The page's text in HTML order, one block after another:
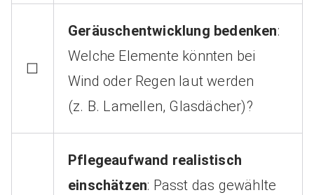
☐
Geräuschentwicklung bedenken:
Welche Elemente könnten bei
Wind oder Regen laut werden
(z. B. Lamellen, Glasdächer)?
Pflegeaufwand realistisch
einschätzen: Passt das gewählte